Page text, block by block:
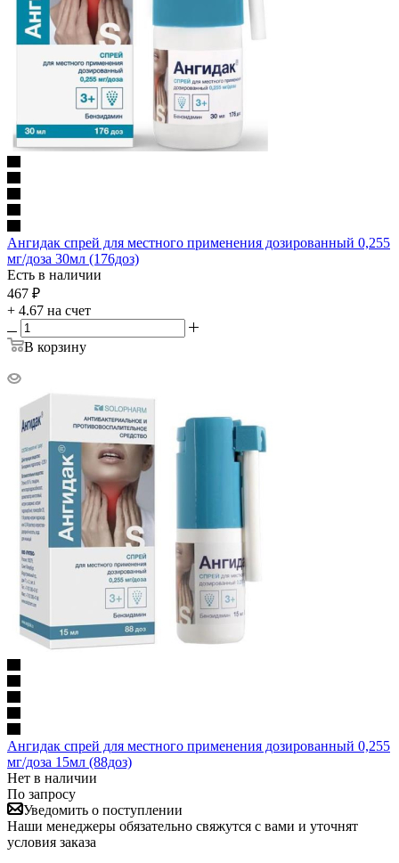
Ангидак спрей для местного применения дозированный 0,255
мг/доза 30мл (176доз)
Есть в наличии
467 ₽
+ 4.67 на счет
В корзину
Ангидак спрей для местного применения дозированный 0,255
мг/доза 15мл (88доз)
Нет в наличии
По запросу
Уведомить о поступлении
Наши менеджеры обязательно свяжутся с вами и уточнят
условия заказа